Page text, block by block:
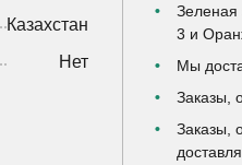
Казахстан
Нет
Зеленая
3 и
Мы
Заказы,
Заказы,